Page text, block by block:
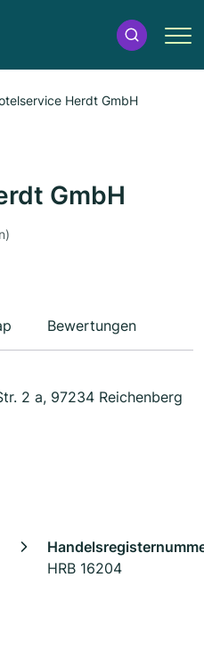
Herdt GmbH
GmbH
Bewertungen
2 a, 97234 Reichenberg
HRB 16204